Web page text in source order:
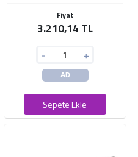
Fiyat
3.210,14 TL
- +
AD
Sepete Ekle